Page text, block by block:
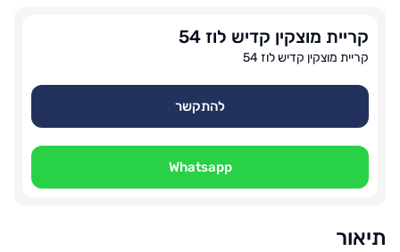
קריית מוצקין קדיש לוז 54
קריית מוצקין קדיש לוז 54
להתקשר
Whatsapp
תיאור